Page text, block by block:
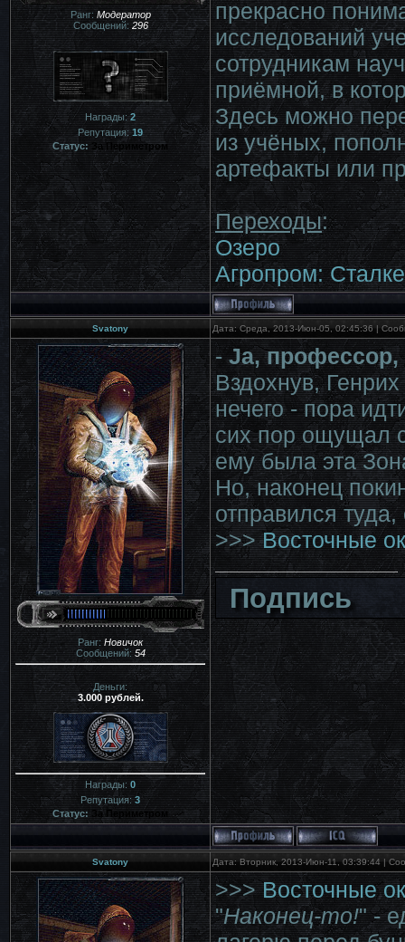
Ранг: Модератор
Сообщений:296
Награды:2
Репутация:19
Статус: За Периметром
прекрасно
исследований
сотрудникам
приёмной, в
Здесь можно
из учёных,
артефакты или
Переходы:
Озеро
Агропром:
Svatony Дата: Среда, 2013-Июн-05, 02:45:36 |
Ранг: Новичок
Сообщений: 54
Деньги:
3.000 рублей.
Награды: 0
Репутация:3
Статус: За Периметром
-Ja, профессор,
Вздохнув,
нечего - пора
сих пор ощущал
ему была эта
Но, наконец
отправился
>>>Восточные
Подпись
Svatony Дата: Вторник, 2013-Июн-11, 03:39:44 |
>>>Восточные
"Наконец-то!" -